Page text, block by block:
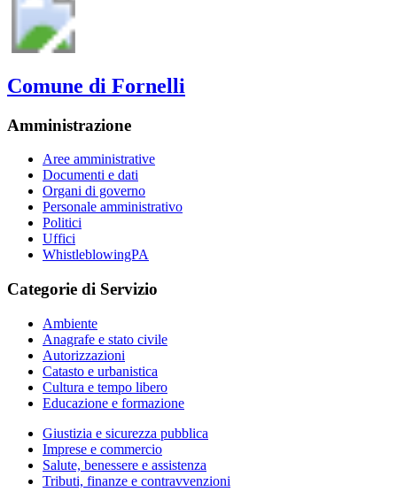
Comune di Fornelli
Amministrazione
Aree amministrative
Documenti e dati
Organi di governo
Personale amministrativo
Politici
Uffici
WhistleblowingPA
Categorie di Servizio
Ambiente
Anagrafe e stato civile
Autorizzazioni
Catasto e urbanistica
Cultura e tempo libero
Educazione e formazione
Giustizia e sicurezza pubblica
Imprese e commercio
Salute, benessere e assistenza
Tributi, finanze e contravvenzioni